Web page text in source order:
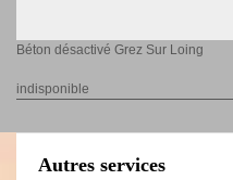
Béton désactivé Grez Sur Loing
indisponible
Autres services